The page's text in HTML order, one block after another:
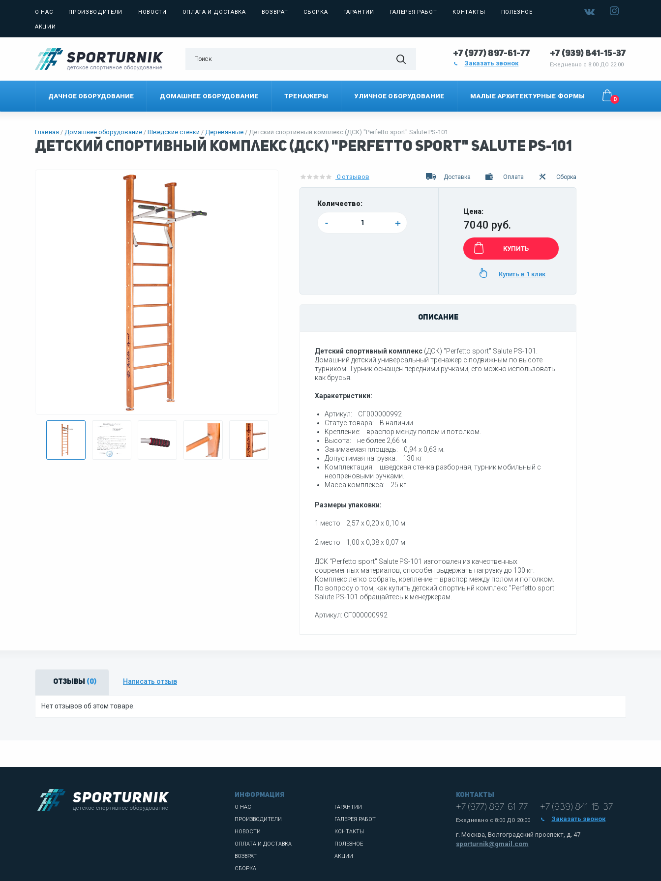
О НАС ПРОИЗВОДИТЕЛИ НОВОСТИ ОПЛАТА И ДОСТАВКА ВОЗВРАТ СБОРКА ГАРАНТИИ ГАЛЕРЕЯ РАБОТ КОНТАКТЫ ПОЛЕЗНОЕ
АКЦИИ
+7 (977) 897-61-77
Заказать звонок
+7 (939) 841-15-37
Ежедневно с 8:00 ДО 22:00
ДАЧНОЕ ОБОРУДОВАНИЕ ДОМАШНЕЕ ОБОРУДОВАНИЕ ТРЕНАЖЕРЫ УЛИЧНОЕ ОБОРУДОВАНИЕ МАЛЫЕ АРХИТЕКТУРНЫЕ ФОРМЫ 0
Главная Домашнее оборудование Шведские стенки Деревянные Детский спортивный комплекс (ДСК) "Perfetto sport" Salute PS-101
Детский спортивный комплекс (ДСК) "Perfetto sport" Salute PS-101
0 отзывов Доставка Оплата Сборка
Количество:
- +
Цена:
7040 руб.
КУПИТЬ
Купить в 1 клик
ОПИСАНИЕ
Детский спортивный комплекс (ДСК) "Perfetto sport" Salute PS-101.
Домашний детский универсальный тренажер с подвижным по высоте
турником. Турник оснащен передними ручками, его можно использовать
как брусья.
Харакетристики:
Артикул: СГ000000992
Статус товара: В наличии
Крепление: враспор между полом и потолком.
Высота: не более 2,66 м.
Занимаемая площадь: 0,94 х 0,63 м.
Допустимая нагрузка: 130 кг
Комплектация: шведская стенка разборная, турник мобильный с
неопреновыми ручками.
Масса комплекса: 25 кг.
Размеры упаковки:
1 место 2,57 х 0,20 х 0,10 м
2 место 1,00 х 0,38 х 0,07 м
ДСК "Perfetto sport" Salute PS-101 изготовлен из качественных
современных материалов, способен выдержать нагрузку до 130 кг.
Комплекс легко собрать, крепление – враспор между полом и потолком.
По вопросу о том, как купить детский спортиынй комплекс "Perfetto sport"
Salute PS-101 обращайтесь к менеджерам.
Артикул: СГ000000992
Отзывы (0) Написать отзыв
Нет отзывов об этом товаре.
информация
О НАС
ПРОИЗВОДИТЕЛИ
НОВОСТИ
ОПЛАТА И ДОСТАВКА
ВОЗВРАТ
СБОРКА
ГАРАНТИИ
ГАЛЕРЕЯ РАБОТ
КОНТАКТЫ
ПОЛЕЗНОЕ
АКЦИИ
Контакты
+7 (977) 897-61-77
Ежедневно с 8:00 ДО 20:00
+7 (939) 841-15-37
Заказать звонок
г. Москва, Волгоградский проспект, д. 47
sporturnik@gmail.com